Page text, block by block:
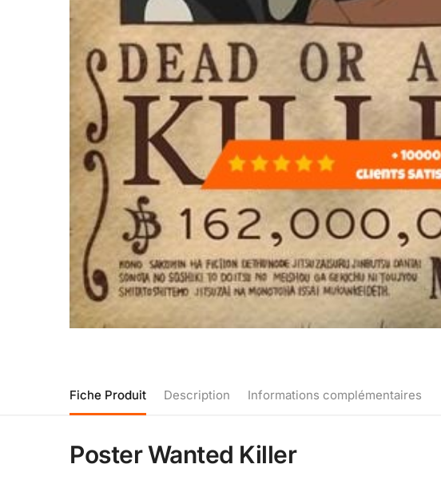
Fiche Produit Description Informations complémentaires
Poster Wanted Killer